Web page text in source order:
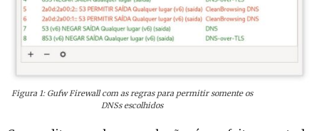
Figura 1: Gufw Firewall com as regras para permitir somente os
DNSs escolhidos